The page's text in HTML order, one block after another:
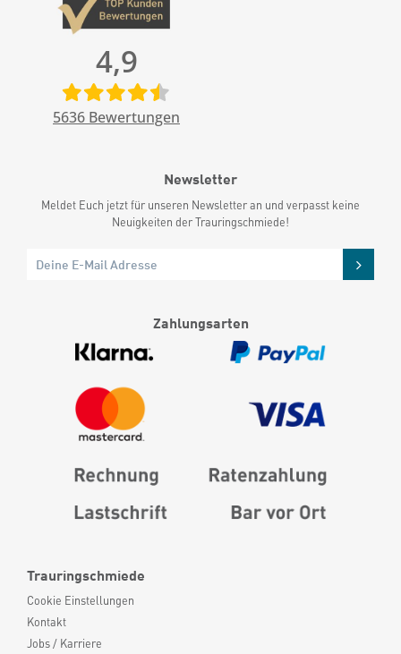
Trauringschmiede
Cookie Einstellungen
Kontakt
Jobs / Karriere
4,9
5636 Bewertungen
Newsletter
Meldet Euch jetzt für unseren Newsletter an und verpasst keine
Neuigkeiten der Trauringschmiede!
Zahlungsarten